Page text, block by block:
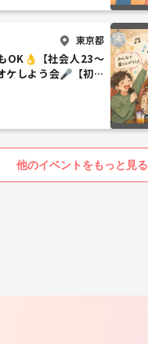
東京都
OK👌【社会人23～
ケしよう会🎤【初め
他のイベントをもっと見る